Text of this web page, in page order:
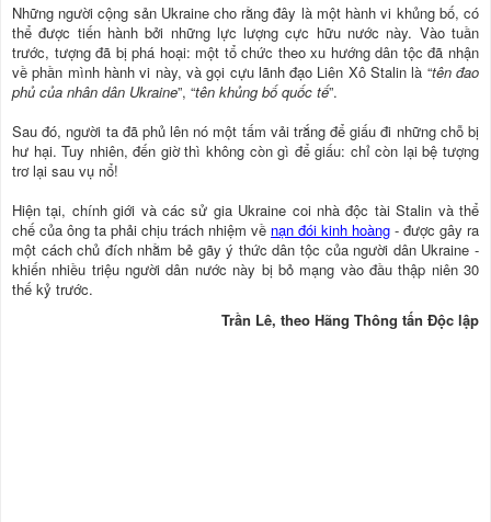
Những người cộng sản Ukraine cho rằng đây là một hành vi khủng bố, có
thể được tiến hành bởi những lực lượng cực hữu nước này. Vào tuần
trước, tượng đã bị phá hoại: một tổ chức theo xu hướng dân tộc đã nhận
về phần mình hành vi này, và gọi cựu lãnh đạo Liên Xô Stalin là “tên đao
phủ của nhân dân Ukraine”, “tên khủng bố quốc tế”.
Sau đó, người ta đã phủ lên nó một tấm vải trắng để giấu đi những chỗ bị
hư hại. Tuy nhiên, đến giờ thì không còn gì để giấu: chỉ còn lại bệ tượng
trơ lại sau vụ nổ!
Hiện tại, chính giới và các sử gia Ukraine coi nhà độc tài Stalin và thể
chế của ông ta phải chịu trách nhiệm về nạn đói kinh hoàng - được gây ra
một cách chủ đích nhằm bẻ gãy ý thức dân tộc của người dân Ukraine -
khiến nhiều triệu người dân nước này bị bỏ mạng vào đầu thập niên 30
thế kỷ trước.
Trần Lê, theo Hãng Thông tấn Độc lập